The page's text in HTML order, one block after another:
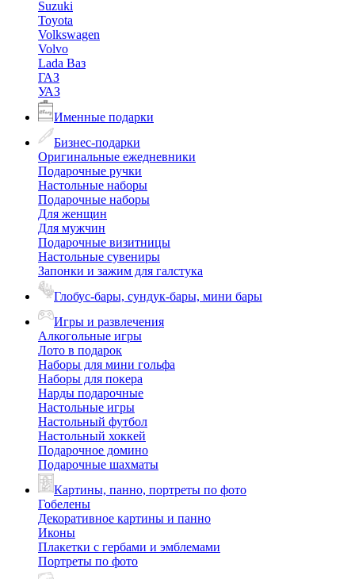
Suzuki
Toyota
Volkswagen
Volvo
Lada Ваз
ГАЗ
УАЗ
Именные подарки
Бизнес-подарки
Оригинальные ежедневники
Подарочные ручки
Настольные наборы
Подарочные наборы
Для женщин
Для мужчин
Подарочные визитницы
Настольные сувениры
Запонки и зажим для галстука
Глобус-бары, сундук-бары, мини бары
Игры и развлечения
Алкогольные игры
Лото в подарок
Наборы для мини гольфа
Наборы для покера
Нарды подарочные
Настольные игры
Настольный футбол
Настольный хоккей
Подарочное домино
Подарочные шахматы
Картины, панно, портреты по фото
Гобелены
Декоративное картины и панно
Иконы
Плакетки с гербами и эмблемами
Портреты по фото